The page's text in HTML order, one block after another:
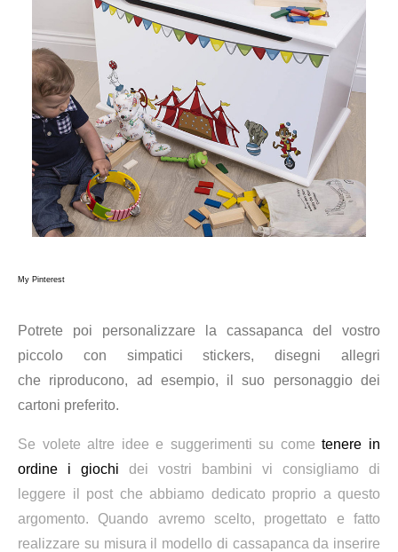
My Pinterest
Potrete poi personalizzare la cassapanca del vostro
piccolo con simpatici stickers, disegni allegri
che riproducono, ad esempio, il suo personaggio dei
cartoni preferito.
Se volete altre idee e suggerimenti su cometenere in
ordine i giochi dei vostri bambini vi consigliamo di
leggere il post che abbiamo dedicato proprio a questo
argomento. Quando avremo scelto, progettato e fatto
realizzare su misura il modello di cassapanca da inserire